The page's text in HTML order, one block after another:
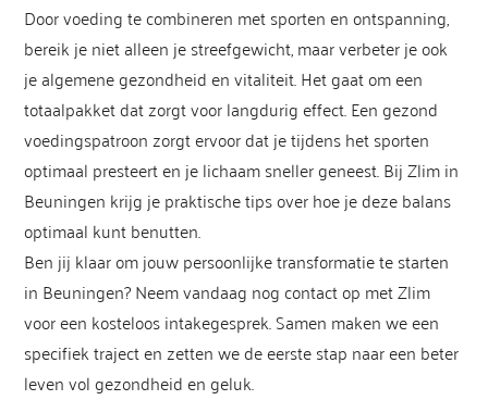
Door voeding te combineren met sporten en ontspanning,
bereik je niet alleen je streefgewicht, maar verbeter je ook
je algemene gezondheid en vitaliteit. Het gaat om een
totaalpakket dat zorgt voor langdurig effect. Een gezond
voedingspatroon zorgt ervoor dat je tijdens het sporten
optimaal presteert en je lichaam sneller geneest. Bij Zlim in
Beuningen krijg je praktische tips over hoe je deze balans
optimaal kunt benutten.
Ben jij klaar om jouw persoonlijke transformatie te starten
in Beuningen? Neem vandaag nog contact op met Zlim
voor een kosteloos intakegesprek. Samen maken we een
specifiek traject en zetten we de eerste stap naar een beter
leven vol gezondheid en geluk.